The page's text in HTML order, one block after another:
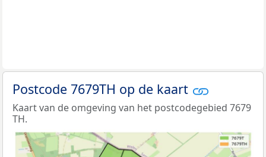
Postcode 7679TH op de kaart
Kaart van de omgeving van het postcodegebied 7679
TH.